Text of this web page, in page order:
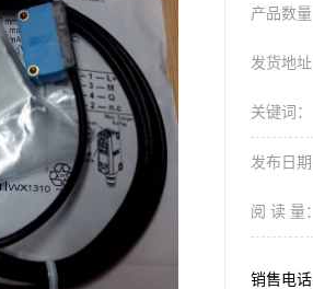
产品数量
发货地址
关键词：
发布日期
阅 读 量：
销售电话